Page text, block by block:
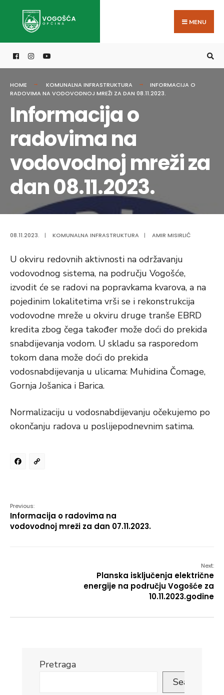
MENU
HOME KOMUNALNA INFRASTRUKTURA
INFORMACIJA O
RADOVIMA NA VODOVODNOJ MREŽI ZA DAN 08.11.2023.
Informacija o
radovima na
vodovodnoj mreži za
dan 08.11.2023.
08.11.2023. | KOMUNALNA INFRASTRUKTURA | AMIR MISIRLIĆ
U okviru redovnih aktivnosti na održavanju
vodovodnog sistema, na području Vogošće,
izvodit će se radovi na popravkama kvarova, a na
pojedinim lokalitetima vrši se i rekonstrukcija
vodovodne mreže u okviru druge tranše EBRD
kredita zbog čega također može doći do prekida
snabdijevanja vodom. U skladu sa rasporedom
tokom dana može doći do prekida
vodosnabdijevanja u ulicama: Muhidina Čomage,
Gornja Jošanica i Barica.
Normalizaciju u vodosnabdijevanju očekujemo po
okončanju radova u poslijepodnevnim satima.
Facebook
Previous:
Informacija o radovima na
vodovodnoj mreži za dan 07.11.2023.
Next:
Planska isključenja električne
energije na području Vogošće za
10.11.2023.godine
Pretraga
Search
for: